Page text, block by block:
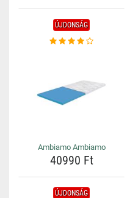
ÚJDONSÁG
Ambiamo Ambiamo
40990 Ft
ÚJDONSÁG